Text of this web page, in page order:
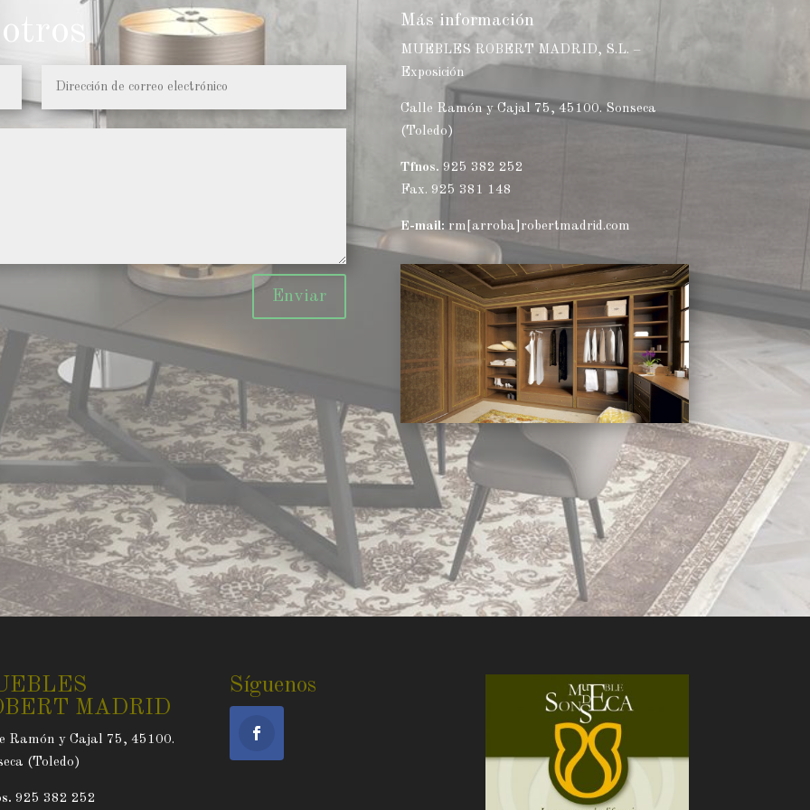
Enviar
Más información
MUEBLES ROBERT MADRID, S.L. –
Exposición
Calle Ramón y Cajal 75, 45100. Sonseca
(Toledo)
Tfnos. 925 382 252
Fax. 925 381 148
E-mail: rm[arroba]robertmadrid.com
MADRID
Ramón y Cajal 75, 45100.
(Toledo)
925 382 252
Síguenos